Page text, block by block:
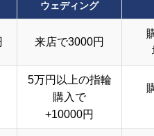
ウェディング
来店で3000円
5万円以上の指輪
購入で
+10000円